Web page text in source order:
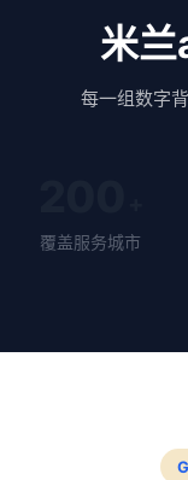
米
每一组数字
覆盖服务城市